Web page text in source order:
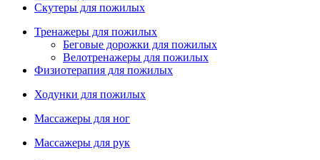
Скутеры для пожилых
Тренажеры для пожилых
Беговые дорожки для пожилых
Велотренажеры для пожилых
Физиотерапия для пожилых
Ходунки для пожилых
Массажеры для ног
Массажеры для рук